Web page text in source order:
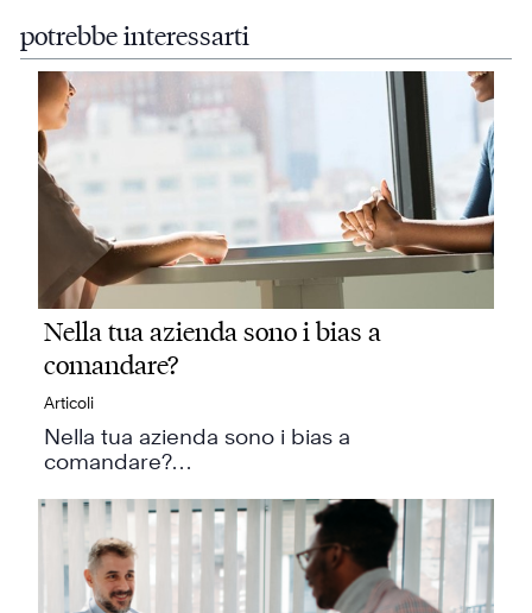
potrebbe interessarti
Nella tua azienda sono i bias a
comandare?
Articoli
Nella tua azienda sono i bias a
comandare?…